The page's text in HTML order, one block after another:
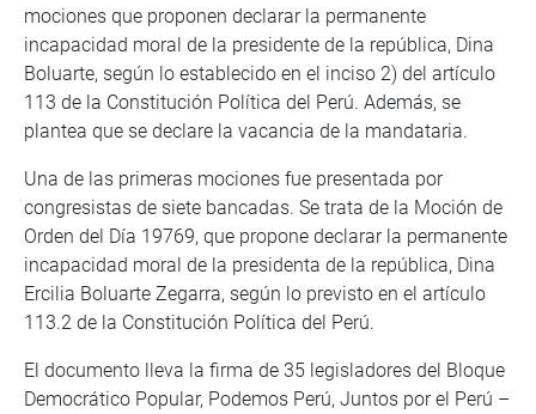
mociones que proponen declarar la permanente
incapacidad moral de la presidente de la república, Dina
Boluarte, según lo establecido en el inciso 2) del artículo
113 de la Constitución Política del Perú. Además, se
plantea que se declare la vacancia de la mandataria.
Una de las primeras mociones fue presentada por
congresistas de siete bancadas. Se trata de la Moción de
Orden del Día 19769, que propone declarar la permanente
incapacidad moral de la presidenta de la república, Dina
Ercilia Boluarte Zegarra, según lo previsto en el artículo
113.2 de la Constitución Política del Perú.
El documento lleva la firma de 35 legisladores del Bloque
Democrático Popular, Podemos Perú, Juntos por el Perú –